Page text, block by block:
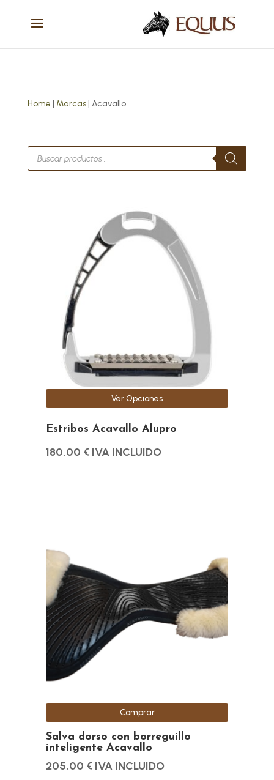
Home | Marcas| Acavallo
Búsqueda
productos
Estribos Acavallo Alupro
180,00 € IVA INCLUIDO
Ver Opciones
variantes.
opciones
pueden
elegir
la
página
Salva dorso con borreguillo
inteligente Acavallo
205,00 € IVA INCLUIDO
Comprar